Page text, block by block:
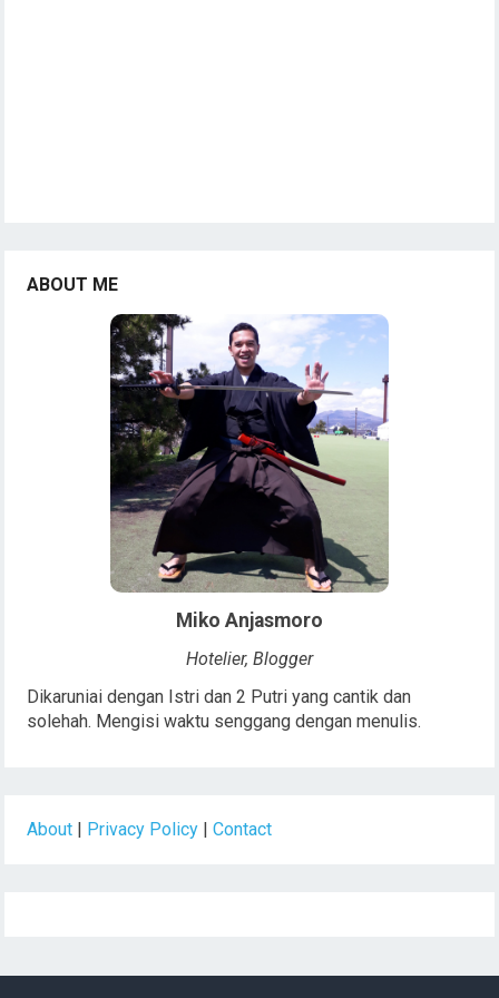
ABOUT ME
Miko Anjasmoro
Hotelier, Blogger
Dikaruniai dengan Istri dan 2 Putri yang cantik dan
solehah. Mengisi waktu senggang dengan menulis.
About Privacy Policy |Contact